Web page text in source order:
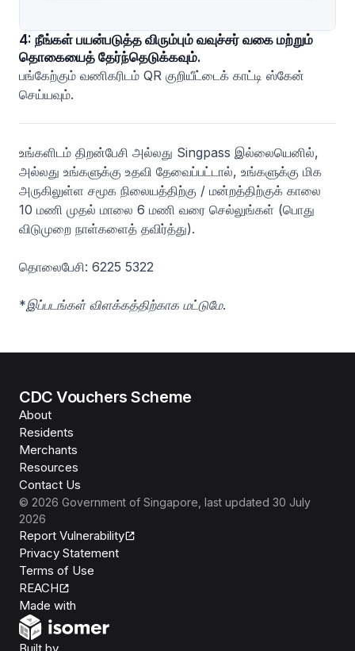
4: நீங்கள் பயன்படுத்த விரும்பும் வவுச்சர் வகை மற்றும்
தொகையைத் தேர்ந்தெடுக்கவும்.
பங்கேற்கும் வணிகரிடம் QR குறியீட்டைக் காட்டி ஸ்கேன்
செய்யவும்.
உங்களிடம் திறன்பேசி அல்லது Singpass இல்லையெனில்,
அல்லது உங்களுக்கு உதவி தேவைப்பட்டால், உங்களுக்கு மிக
அருகிலுள்ள சமூக நிலையத்திற்கு / மன்றத்திற்குக் காலை
10 மணி முதல் மாலை 6 மணி வரை செல்லுங்கள் (பொது
விடுமுறை நாள்களைத் தவிர்த்து).
தொலைபேசி: 6225 5322
*இப்படங்கள் விளக்கத்திற்காக மட்டுமே.
CDC Vouchers Scheme
About
Residents
Merchants
Resources
Contact Us
© 2026 Government of Singapore , last updated 30 July
2026
Report Vulnerability
Privacy Statement
Terms of Use
REACH
Made with
Built byOpen Government Products